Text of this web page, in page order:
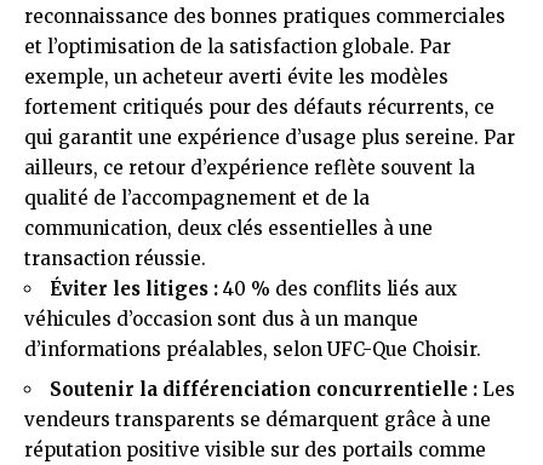
reconnaissance des bonnes pratiques commerciales
et l’optimisation de la satisfaction globale. Par
exemple, un acheteur averti évite les modèles
fortement critiqués pour des défauts récurrents, ce
qui garantit une expérience d’usage plus sereine. Par
ailleurs, ce retour d’expérience reflète souvent la
qualité de l’accompagnement et de la
communication, deux clés essentielles à une
transaction réussie.
Éviter les litiges : 40 % des conflits liés aux
véhicules d’occasion sont dus à un manque
d’informations préalables, selon UFC-Que Choisir.
Soutenir la différenciation concurrentielle : Les
vendeurs transparents se démarquent grâce à une
réputation positive visible sur des portails comme